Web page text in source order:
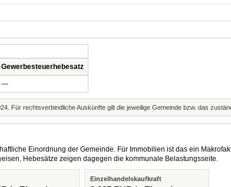
Gewerbesteuerhebesatz
—
Für rechtsverbindliche Auskünfte gilt die jeweilige Gemeinde bzw. das
Einordnung der Gemeinde. Für Immobilien ist das ein
Hebesätze zeigen dagegen die kommunale Belastungsseite.
Einzelhandelskaufkraft